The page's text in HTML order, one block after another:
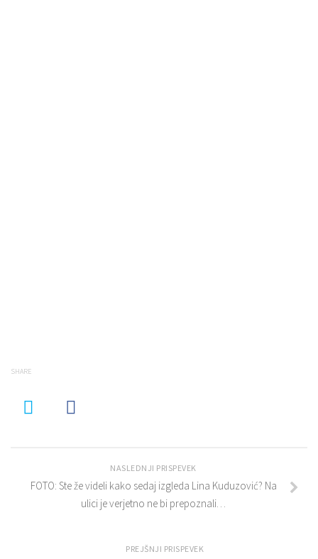
SHARE
NASLEDNJI PRISPEVEK
FOTO: Ste že videli kako sedaj izgleda Lina Kuduzović? Na
ulici je verjetno ne bi prepoznali…
PREJŠNJI PRISPEVEK